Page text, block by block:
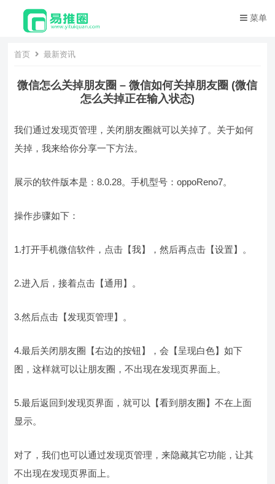
菜单
首页 最新资讯
微信怎么关掉朋友圈 – 微信如何关掉朋友圈 (微信
怎么关掉正在输入状态)
我们通过发现页管理，关闭朋友圈就可以关掉了。关于如何
关掉，我来给你分享一下方法。
展示的软件版本是：8.0.28。手机型号：oppoReno7。
操作步骤如下：
1.打开手机微信软件，点击【我】，然后再点击【设置】。
2.进入后，接着点击【通用】。
3.然后点击【发现页管理】。
4.最后关闭朋友圈【右边的按钮】，会【呈现白色】如下
图，这样就可以让朋友圈，不出现在发现页界面上。
5.最后返回到发现页界面，就可以【看到朋友圈】不在上面
显示。
对了，我们也可以通过发现页管理，来隐藏其它功能，让其
不出现在发现页界面上。